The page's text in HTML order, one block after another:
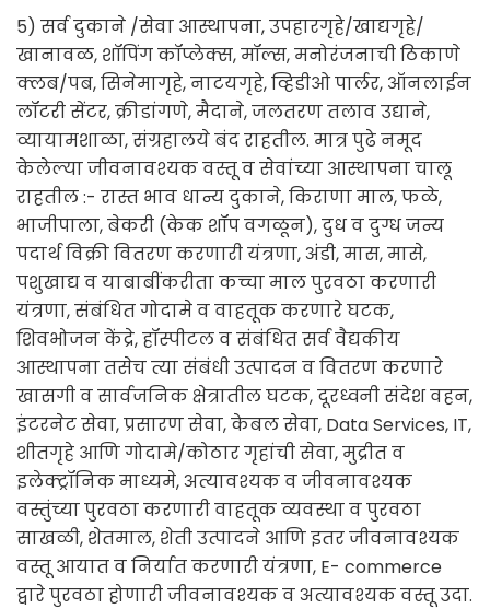
5) सर्व दुकाने /सेवा आस्थापना, उपहारगृहे/खाद्यगृहे/
खानावळ, शॉपिंग कॉप्लेक्स, मॉल्स, मनोरंजनाची ठिकाणे
क्लब/पब, सिनेमागृहे, नाटयगृहे, व्हिडीओ पार्लर, ऑनलाईन
लॉटरी सेंटर, क्रीडांगणे, मैदाने, जलतरण तलाव उद्याने,
व्यायामशाळा, संग्रहालये बंद राहतील. मात्र पुढे नमूद
केलेल्या जीवनावश्यक वस्तू व सेवांच्या आस्थापना चालू
राहतील :- रास्त भाव धान्य दुकाने, किराणा माल, फळे,
भाजीपाला, बेकरी (केक शॉप वगळून), दुध व दुग्ध जन्य
पदार्थ विक्री वितरण करणारी यंत्रणा, अंडी, मास, मासे,
पशुखाद्य व याबाबींकरीता कच्चा माल पुरवठा करणारी
यंत्रणा, संबंधित गोदामे व वाहतूक करणारे घटक,
शिवभोजन केंद्रे, हॉस्पीटल व संबंधित सर्व वैद्यकीय
आस्थापना तसेच त्या संबंधी उत्पादन व वितरण करणारे
खासगी व सार्वजनिक क्षेत्रातील घटक, दूरध्वनी संदेश वहन,
इंटरनेट सेवा, प्रसारण सेवा, केबल सेवा, Data Services, IT,
शीतगृहे आणि गोदामे/कोठार गृहांची सेवा, मुद्रीत व
इलेक्ट्रॉनिक माध्यमे, अत्यावश्यक व जीवनावश्यक
वस्तुंच्या पुरवठा करणारी वाहतूक व्यवस्था व पुरवठा
साखळी, शेतमाल, शेती उत्पादने आणि इतर जीवनावश्यक
वस्तू आयात व निर्यात करणारी यंत्रणा, E- commerce
द्वारे पुरवठा होणारी जीवनावश्यक व अत्यावश्यक वस्तू उदा.